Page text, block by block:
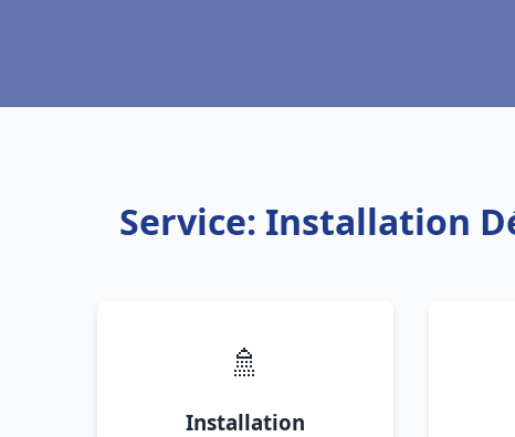
Service: Installation
🚿
Installation